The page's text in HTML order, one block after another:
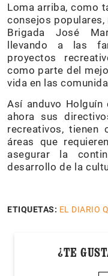
Loma arriba, como
consejos
Brigada José
llevando a las
proyectos
como parte del
vida en las
Así anduvo
ahora sus
recreativos, tienen
áreas que
asegurar la
desarrollo de la
ETIQUETAS: EL DIARIO
¿TE